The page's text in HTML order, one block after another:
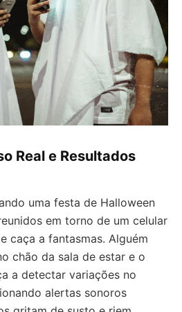
Real e Resultados
uma festa de Halloween
em torno de um celular
caça a fantasmas. Alguém
chão da sala de estar e o
a detectar variações no
alertas sonoros